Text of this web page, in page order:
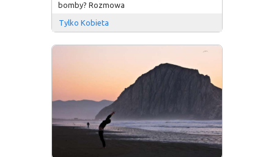
bomby? Rozmowa
Tylko Kobieta